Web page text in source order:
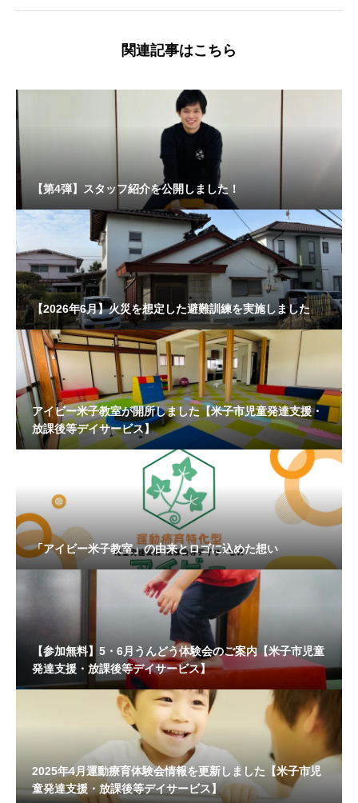
関連記事はこちら
【第4弾】スタッフ紹介を公開しました！
【2026年6月】火災を想定した避難訓練を実施しました
アイビー米子教室が開所しました【米子市児童発達支援・
放課後等デイサービス】
「アイビー米子教室」の由来とロゴに込めた想い
【参加無料】5・6月うんどう体験会のご案内【米子市児童
発達支援・放課後等デイサービス】
2025年4月運動療育体験会情報を更新しました【米子市児
童発達支援・放課後等デイサービス】